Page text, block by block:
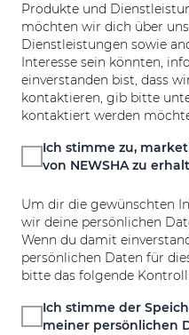
Produkte und
möchten wir dich über
Dienstleistungen sowie
Interesse sein könnten,
einverstanden bist, dass
kontaktieren, gib bitte
kontaktiert werden
Ich stimme zu,
von NEWSHA zu
Um dir die gewünschten
wir deine persönlichen
Wenn du damit
persönlichen Daten für
bitte das folgende
Ich stimme der
meiner persönlichen